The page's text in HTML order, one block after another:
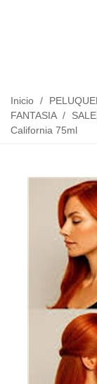
Inicio /
FANTASIA /
California 75ml